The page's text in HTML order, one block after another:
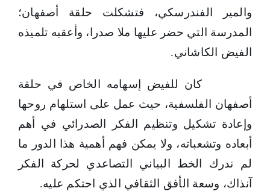
والمير الفندرسكي، فتشكلت حلقة أصفهان؛
المدرسة التي حضر عليها ملا صدرا، وأعقبه تلميذه
الفيض الكاشاني.
كان للفيض إسهامه الخاص في حلقة
أصفهان الفلسفية، حيث عمل على استلهام روحها
وإعادة تشكيل وتنظيم الفكر الصدرائي في أهم
أبعاده وتشعباته، ولا يمكن فهم أهمية هذا الدور ما
لم ندرك الخط البياني التصاعدي لحركة الفكر
آنذاك، وسعة الأفق الثقافي الذي احتكم عليه.